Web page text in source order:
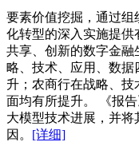
要素价值挖掘，通过
化转型的深入实施提供
共享、创新的数字金
略、技术、应用、数据
升；农商行在战略、
面均有所提升。 《报
大模型技术进展，并
因。 [详细]